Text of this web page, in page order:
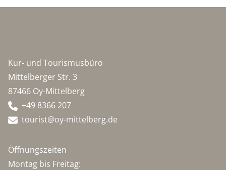
Kur- und Tourismusbüro
Mittelberger Str. 3
87466 Oy-Mittelberg
+49 8366 207
tourist@oy-mittelberg.de
Öffnungszeiten
Montag bis Freitag: